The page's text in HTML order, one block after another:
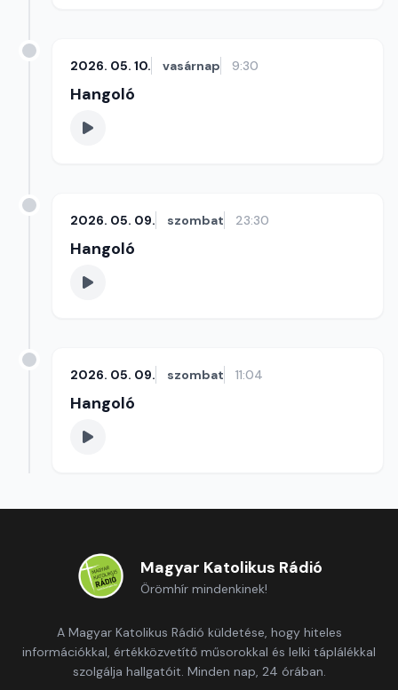
2026. 05. 10. vasárnap 9:30
Hangoló
2026. 05. 09. szombat 23:30
Hangoló
2026. 05. 09. szombat 11:04
Hangoló
Magyar Katolikus Rádió
Örömhír mindenkinek!
A Magyar Katolikus Rádió küldetése, hogy hiteles
információkkal, értékközvetítő műsorokkal és lelki táplálékkal
szolgálja hallgatóit. Minden nap, 24 órában.